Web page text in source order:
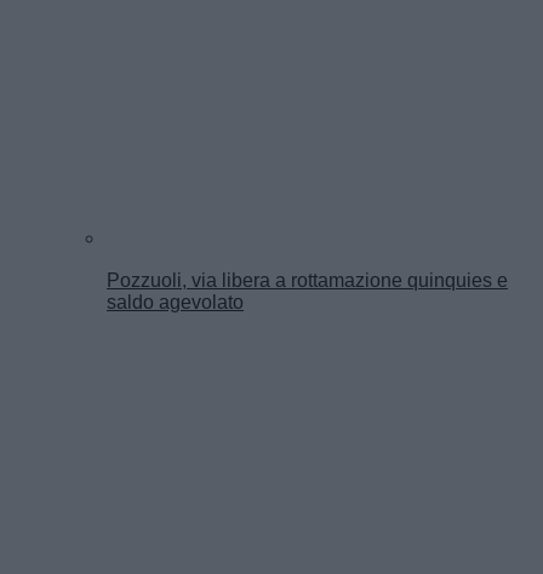
Pozzuoli, via libera a rottamazione quinquies e
saldo agevolato